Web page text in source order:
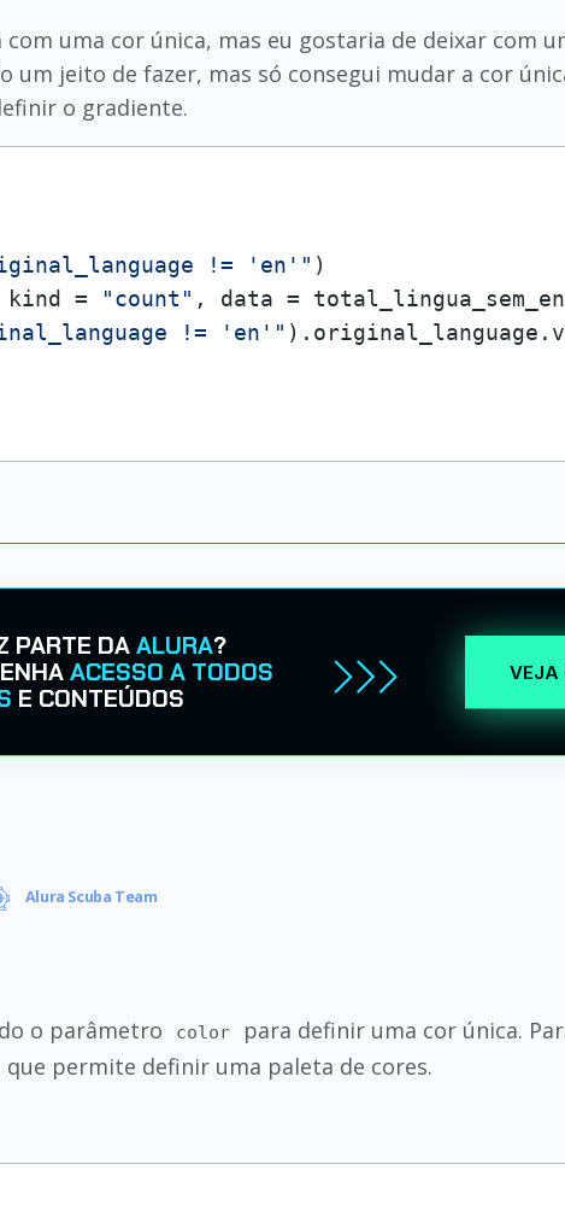
com uma cor única, mas eu gostaria de deixar com
um jeito de fazer, mas só consegui mudar a cor
o gradiente.
!= 'en'" )
= "count" , data =
!= 'en'" )
PARTE DAALURA?
ACESSO A TODOS
E CONTEÚDOS
VEJA
Alura Scuba Team
o parâmetro
color
para definir uma cor única.
que permite definir uma paleta de cores.